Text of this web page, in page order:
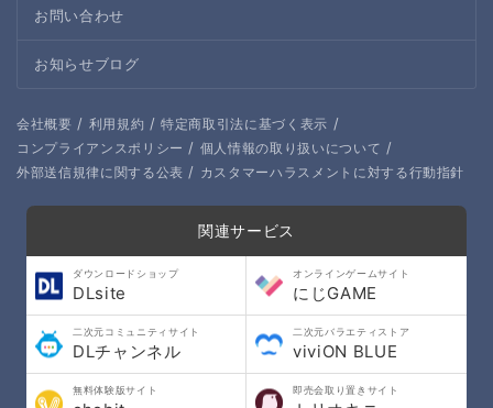
お問い合わせ
お知らせブログ
会社概要 / 利用規約 / 特定商取引法に基づく表示 /
コンプライアンスポリシー / 個人情報の取り扱いについて /
外部送信規律に関する公表 / カスタマーハラスメントに対する行動指針
関連サービス
ダウンロードショップ
DLsite
オンラインゲームサイト
にじGAME
二次元コミュニティサイト
DLチャンネル
二次元バラエティストア
viviON BLUE
無料体験版サイト 即売会取り置きサイト